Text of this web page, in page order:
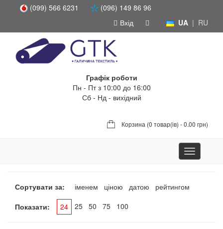
(099) 566 6231
(096) 149 86 96
UA | RU
Вхід
Графік роботи
Пн - Пт з 10:00 до 16:00
Сб - Нд - вихідний
Корзина (0 товар(ів) - 0.00 грн)
Toggle
navigation
Сортувати за: іменем ціною датою
рейтингом
Показати:
24 25 50 75 100